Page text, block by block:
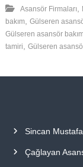
Asansör Firmaları
bakım
Gülseren
Gülseren asansör
tamiri
Gülseren
Sincan
Çağlayan